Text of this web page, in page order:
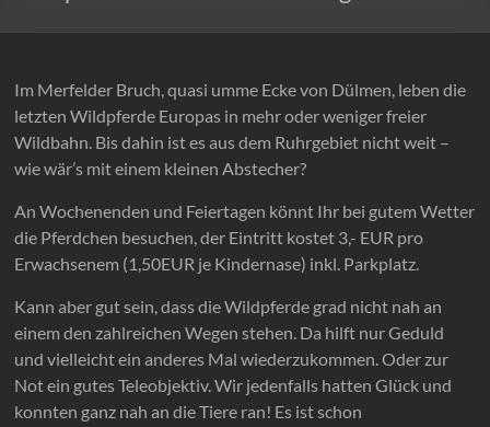
Im Merfelder Bruch, quasi umme Ecke von Dülmen, leben die
letzten Wildpferde Europas in mehr oder weniger freier
Wildbahn. Bis dahin ist es aus dem Ruhrgebiet nicht weit –
wie wär’s mit einem kleinen Abstecher?
An Wochenenden und Feiertagen könnt Ihr bei gutem Wetter
die Pferdchen besuchen, der Eintritt kostet 3,- EUR pro
Erwachsenem (1,50EUR je Kindernase) inkl. Parkplatz.
Kann aber gut sein, dass die Wildpferde grad nicht nah an
einem den zahlreichen Wegen stehen. Da hilft nur Geduld
und vielleicht ein anderes Mal wiederzukommen. Oder zur
Not ein gutes Teleobjektiv. Wir jedenfalls hatten Glück und
konnten ganz nah an die Tiere ran! Es ist schon